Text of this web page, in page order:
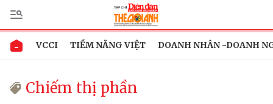
VCCI TIỀM NĂNG VIỆT DOANH NHÂN -DOANH
Chiếm thị phần